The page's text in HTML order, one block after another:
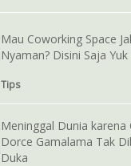
Mau Coworking Space
Nyaman? Disini Saja Yuk
Tips
Meninggal Dunia karena
Dorce Gamalama Tak
Duka